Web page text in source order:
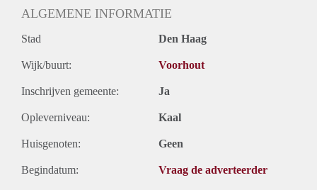
ALGEMENE INFORMATIE
Stad Den Haag
Wijk/buurt: Voorhout
Inschrijven gemeente: Ja
Opleverniveau: Kaal
Huisgenoten: Geen
Begindatum: Vraag de adverteerder